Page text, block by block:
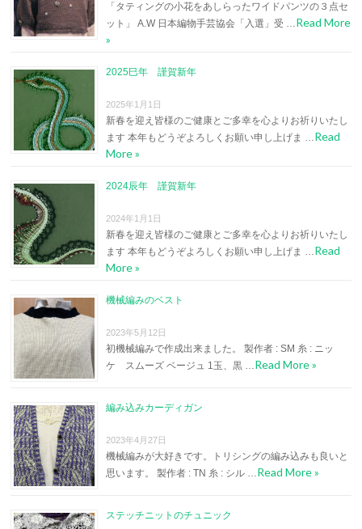
「タティングの小花をあしらったワイドパンツの３点セ
ット」 A.W 日本編物手芸協会「入選」受 …Read More
»
2025巳年 謹賀新年
2025年1月1日
新春を迎え皆様のご健康とご多幸を心よりお祈りいたし
ます 本年もどうぞよろしくお願い申し上げま …Read
More »
2024辰年 謹賀新年
2024年1月1日
新春を迎え皆様のご健康とご多幸を心よりお祈りいたし
ます 本年もどうぞよろしくお願い申し上げま …Read
More »
機械編みのベスト
2023年5月12日
初機械編みで作成出来ました。 製作者 : SM 糸 : ニッ
ケ スムーズ ベージュ 1玉、黒 …Read More »
編み込みカーディガン
2023年4月27日
機械編みが大好きです。トリシングの編み込みも良いと
思います。 製作者 : TN 糸 : シル …Read More »
ステッチニットのチュニック